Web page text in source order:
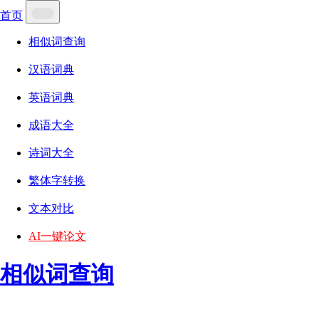
首页
相似词查询
汉语词典
英语词典
成语大全
诗词大全
繁体字转换
文本对比
AI一键论文
相似词查询